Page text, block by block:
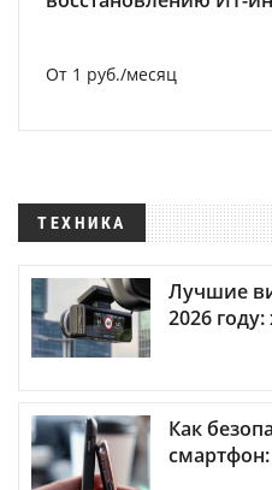
От 1 руб./месяц
ТЕХНИКА
Лучшие
2026
Как